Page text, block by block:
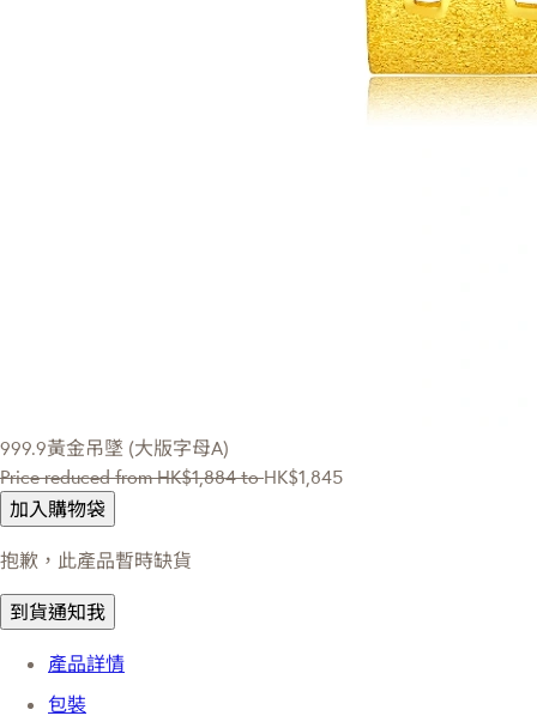
999.9黃金吊墜 (大版字母A)
Price reduced fromHK$1,884 toHK$1,845
加入購物袋
抱歉，此產品暫時缺貨
到貨通知我
產品詳情
包裝